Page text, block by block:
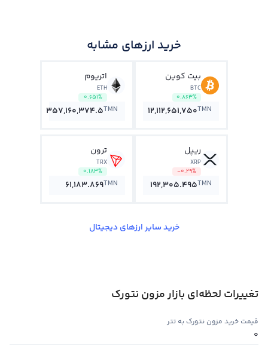
خرید ارزهای مشابه
بیت کوین
BTC
0.863%
12,112,651,750TMN
اتریوم
ETH
0.651%
357,160,374.5TMN
ریپل
XRP
-0.29%
192,305.495TMN
ترون
TRX
0.183%
61,183.869TMN
خرید سایر ارزهای دیجیتال
تغییرات لحظه‌ای بازار مزون نتورک
قیمت خرید مزون نتورک به تتر
0